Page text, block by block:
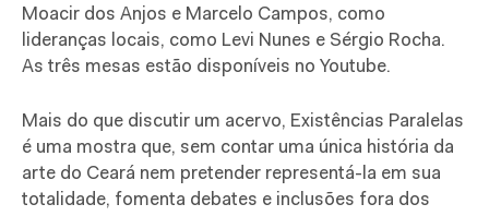
Moacir dos Anjos e Marcelo Campos, como
lideranças locais, como Levi Nunes e Sérgio Rocha.
As três mesas estão disponíveis no Youtube.
Mais do que discutir um acervo, Existências Paralelas
é uma mostra que, sem contar uma única história da
arte do Ceará nem pretender representá-la em sua
totalidade, fomenta debates e inclusões fora dos